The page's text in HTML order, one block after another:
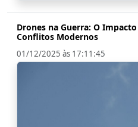
Drones na Guerra: O
Conflitos Modernos
01/12/2025 às 17:11:45